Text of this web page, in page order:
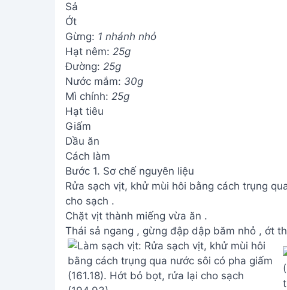
Sả
Ớt
Gừng: 1 nhánh nhỏ
Hạt nêm: 25g
Đường: 25g
Nước mắm: 30g
Mì chính: 25g
Hạt tiêu
Giấm
Dầu ăn
Cách làm
Bước 1. Sơ chế nguyên liệu
Rửa sạch vịt, khử mùi hôi bằng cách trụng
cho sạch .
Chặt vịt thành miếng vừa ăn .
Thái sả ngang , gừng đập dập băm nhỏ , ớt